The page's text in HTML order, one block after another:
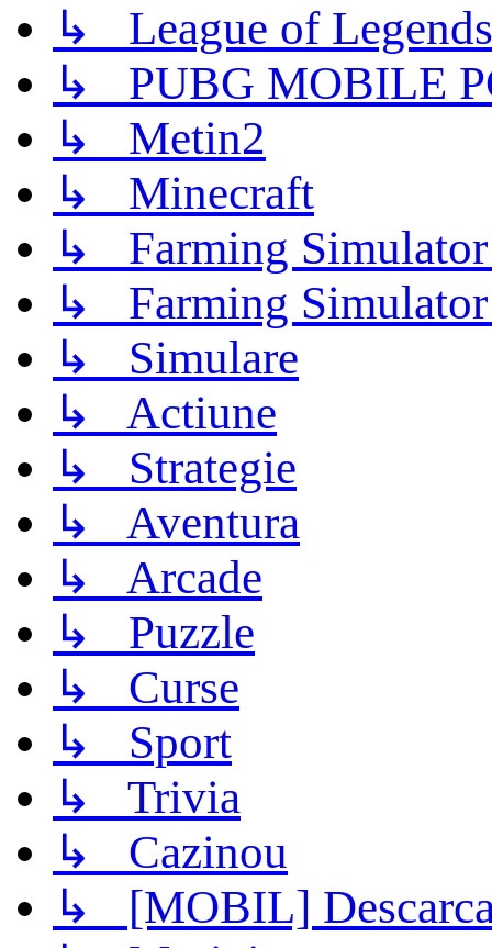
↳ League of Legends
↳ PUBG MOBILE
↳ Metin2
↳ Minecraft
↳ Farming
↳ Farming
↳ Simulare
↳ Actiune
↳ Strategie
↳ Aventura
↳ Arcade
↳ Puzzle
↳ Curse
↳ Sport
↳ Trivia
↳ Cazinou
↳ [MOBIL]